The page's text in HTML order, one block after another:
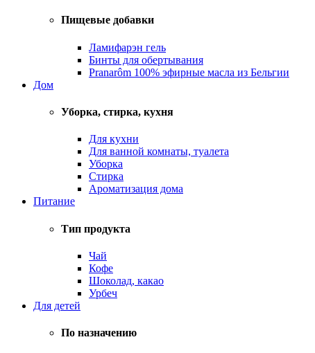
Пищевые добавки
Ламифарэн гель
Бинты для обертывания
Pranarôm 100% эфирные масла из Бельгии
Дом
Уборка, стирка, кухня
Для кухни
Для ванной комнаты, туалета
Уборка
Стирка
Ароматизация дома
Питание
Тип продукта
Чай
Кофе
Шоколад, какао
Урбеч
Для детей
По назначению